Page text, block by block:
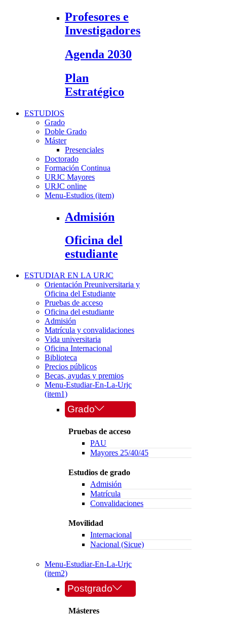
Profesores e
Investigadores
Agenda 2030
Plan
Estratégico
ESTUDIOS
Grado
Doble Grado
Máster
Presenciales
Doctorado
Formación Continua
URJC Mayores
URJC online
Menu-Estudios (item)
Admisión
Oficina del
estudiante
ESTUDIAR EN LA URJC
Orientación Preuniversitaria y
Oficina del Estudiante
Pruebas de acceso
Oficina del estudiante
Admisión
Matrícula y convalidaciones
Vida universitaria
Oficina Internacional
Biblioteca
Precios públicos
Becas, ayudas y premios
Menu-Estudiar-En-La-Urjc
(item1)
Grado
Pruebas de acceso
PAU
Mayores 25/40/45
Estudios de grado
Admisión
Matrícula
Convalidaciones
Movilidad
Internacional
Nacional (Sicue)
Menu-Estudiar-En-La-Urjc
(item2)
Postgrado
Másteres